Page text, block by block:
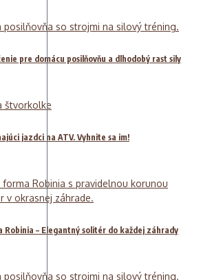
pre domácu posilňovňu a dlhodobý rast sily
jazdci na ATV. Vyhnite sa im!
Robinia – Elegantný solitér do každej záhrady